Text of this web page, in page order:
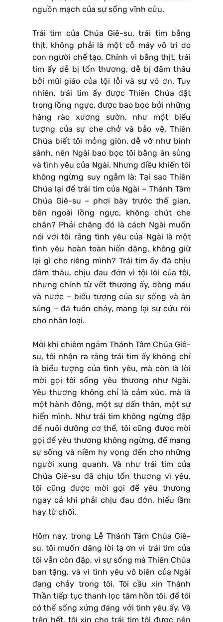
nguồn mạch của sự sống vĩnh cửu.
Trái tim của Chúa Giê-su, trái tim bằng
thịt, không phải là một cỗ máy vô tri do
con người chế tạo. Chính vì bằng thịt, trái
tim ấy dễ bị tổn thương, dễ bị đâm thâu
bởi mũi giáo của tội lỗi và sự vô ơn. Tuy
nhiên, trái tim ấy được Thiên Chúa đặt
trong lồng ngực, được bao bọc bởi những
hàng rào xương sườn, như một biểu
tượng của sự che chở và bảo vệ. Thiên
Chúa biết tôi mỏng giòn, dễ vỡ như bình
sành, nên Ngài bao bọc tôi bằng ân sủng
và tình yêu của Ngài. Nhưng điều khiến tôi
không ngừng suy ngẫm là: Tại sao Thiên
Chúa lại để trái tim của Ngài – Thánh Tâm
Chúa Giê-su – phơi bày trước thế gian,
bên ngoài lồng ngực, không chút che
chắn? Phải chăng đó là cách Ngài muốn
nói với tôi rằng tình yêu của Ngài là một
tình yêu hoàn toàn hiến dâng, không giữ
lại gì cho riêng mình? Trái tim ấy đã chịu
đâm thâu, chịu đau đớn vì tội lỗi của tôi,
nhưng chính từ vết thương ấy, dòng máu
và nước – biểu tượng của sự sống và ân
sủng – đã tuôn chảy, mang lại sự cứu rỗi
cho nhân loại.
Mỗi khi chiêm ngắm Thánh Tâm Chúa Giê-
su, tôi nhận ra rằng trái tim ấy không chỉ
là biểu tượng của tình yêu, mà còn là lời
mời gọi tôi sống yêu thương như Ngài.
Yêu thương không chỉ là cảm xúc, mà là
một hành động, một sự dấn thân, một sự
hiến mình. Như trái tim không ngừng đập
để nuôi dưỡng cơ thể, tôi cũng được mời
gọi để yêu thương không ngừng, để mang
sự sống và niềm hy vọng đến cho những
người xung quanh. Và như trái tim của
Chúa Giê-su đã chịu tổn thương vì yêu,
tôi cũng được mời gọi để yêu thương
ngay cả khi phải chịu đau đớn, hiểu lầm
hay từ chối.
Hôm nay, trong Lễ Thánh Tâm Chúa Giê-
su, tôi muốn dâng lời tạ ơn vì trái tim của
tôi vẫn còn đập, vì sự sống mà Thiên Chúa
ban tặng, và vì tình yêu vô biên của Ngài
đang chảy trong tôi. Tôi cầu xin Thánh
Thần tiếp tục thanh lọc tâm hồn tôi, để tôi
có thể sống xứng đáng với tình yêu ấy. Và
trên hết, tôi xin cho trái tim tôi được nên